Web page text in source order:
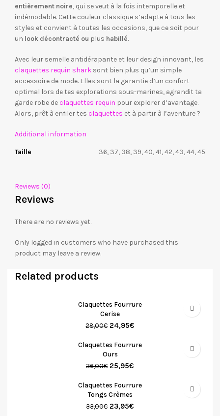
entièrement noire, qui se veut à la fois intemporelle et
indémodable. Cette couleur classique s’adapte à tous les
styles et convient à toutes les occasions, que ce soit pour
un look décontracté ou plus habillé.
Avec leur semelle antidérapante et leur design innovant, les
claquettes requin shark sont bien plus qu’un simple
accessoire de mode. Elles sont la garantie d’un confort
optimal lors de tes explorations sous-marines, agrandit ta
garde robe declaquettes requin pour explorer d’avantage.
Alors, prêt à enfiler tes claquettes et à partir à l’aventure ?
Additional information
Taille 36, 37, 38, 39, 40, 41, 42, 43, 44, 45
Reviews (0)
Reviews
There are no reviews yet.
Only logged in customers who have purchased this
product may leave a review.
Related products
Claquettes Fourrure
Cerise
28,00€ 24,95€
Claquettes Fourrure
Ours
36,00€ 25,95€
Claquettes Fourrure
Tongs Crèmes
33,00€ 23,95€